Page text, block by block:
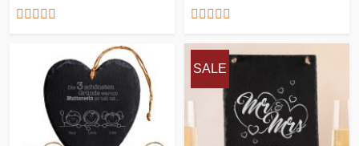
SALE